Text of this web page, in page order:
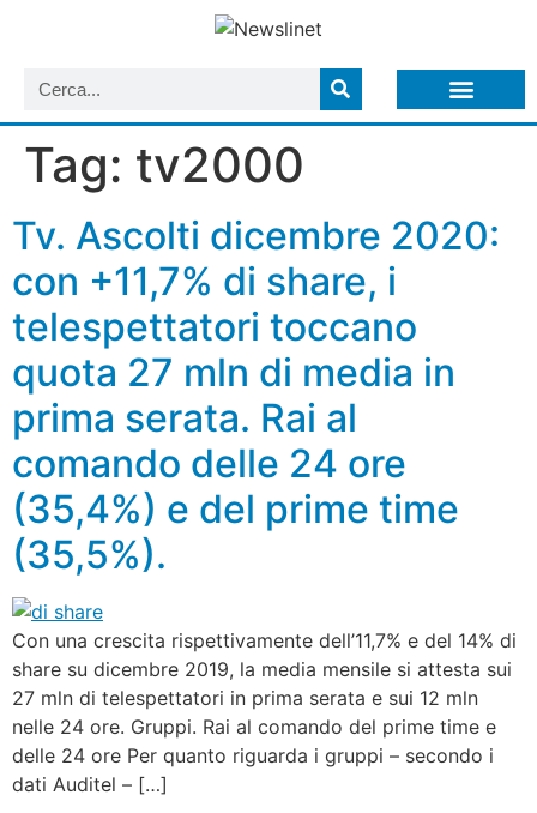
Tag: tv2000
Tv. Ascolti dicembre 2020:
con +11,7% di share, i
telespettatori toccano
quota 27 mln di media in
prima serata. Rai al
comando delle 24 ore
(35,4%) e del prime time
(35,5%).
Con una crescita rispettivamente dell’11,7% e del 14% di
share su dicembre 2019, la media mensile si attesta sui
27 mln di telespettatori in prima serata e sui 12 mln
nelle 24 ore. Gruppi. Rai al comando del prime time e
delle 24 ore Per quanto riguarda i gruppi – secondo i
dati Auditel – […]